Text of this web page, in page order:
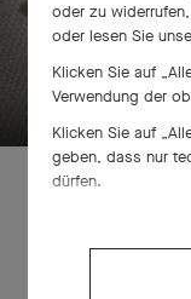
ZUM
oder zu
oder lesen Sie
Klicken Sie auf
Verwendung der
Klicken Sie auf
geben, dass nur
dürfen.